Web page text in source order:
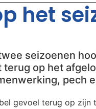
het
seizoenen
op het
pech
gevoel terug op zijn